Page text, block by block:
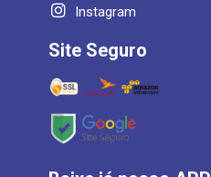
Instagram
Site Seguro